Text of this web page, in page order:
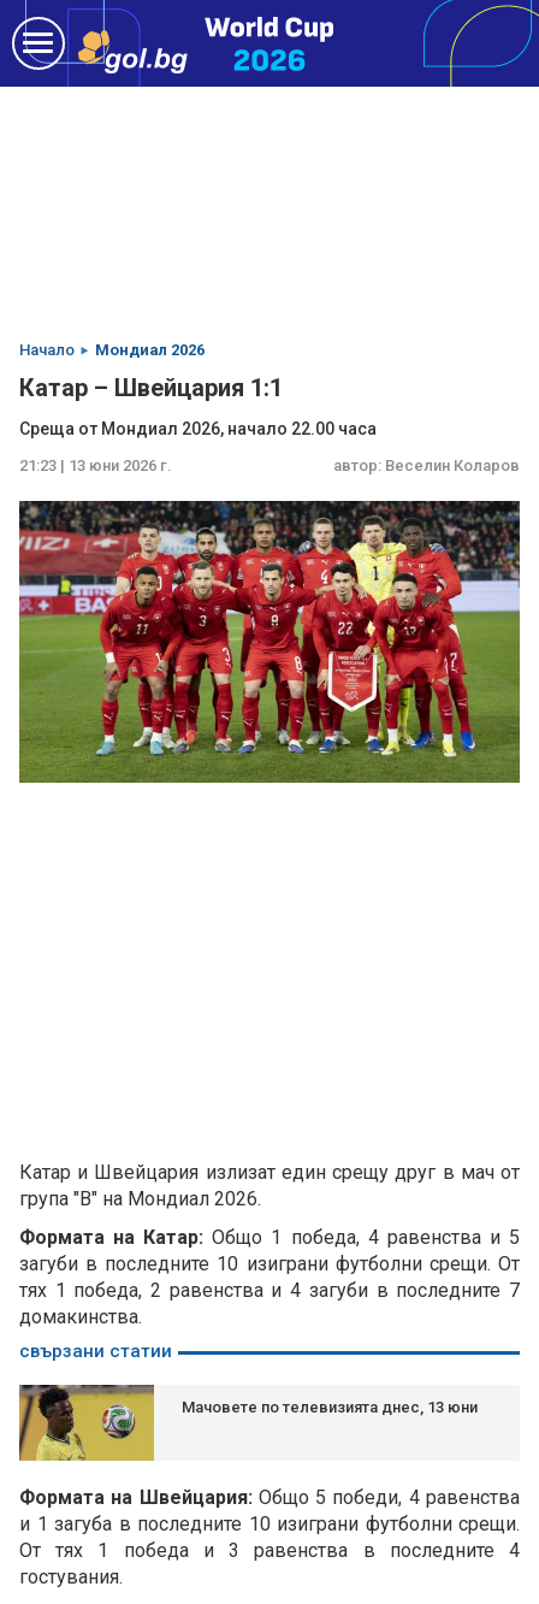
Начало Мондиал 2026
Катар – Швейцария 1:1
Среща от Мондиал 2026, начало 22.00 часа
21:23 | 13 юни 2026 г. автор: Веселин Коларов
Катар и Швейцария излизат един срещу друг в мач от
група "В" на Мондиал 2026.
Формата на Катар:Общо 1 победа, 4 равенства и 5
загуби в последните 10 изиграни футболни срещи. От
тях 1 победа, 2 равенства и 4 загуби в последните 7
домакинства.
свързани статии
Мачовете по телевизията днес, 13 юни
Формата на Швейцария:Общо 5 победи, 4 равенства
и 1 загуба в последните 10 изиграни футболни срещи.
От тях 1 победа и 3 равенства в последните 4
гостувания.